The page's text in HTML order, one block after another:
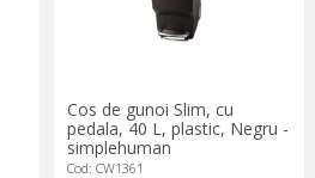
Cos de gunoi Slim, cu
pedala, 40 L, plastic, Negru -
simplehuman
Cod: CW1361